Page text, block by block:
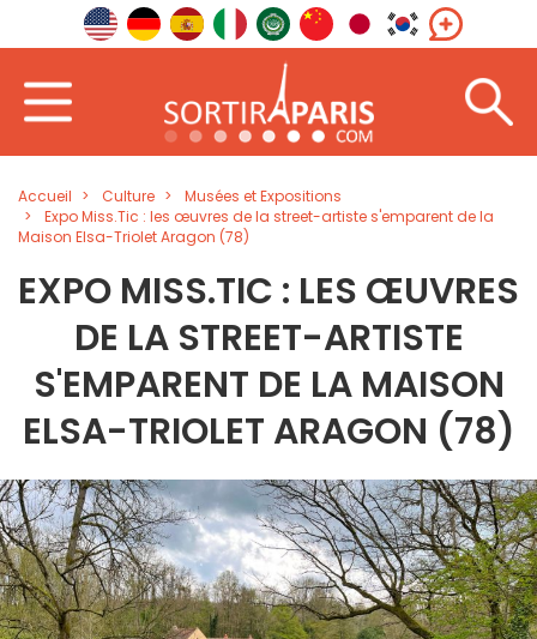
Accueil Culture
Musées et Expositions
Expo Miss.Tic : les œuvres de la street-artiste s'emparent de la
Maison Elsa-Triolet Aragon (78)
EXPO MISS.TIC : LES ŒUVRES
DE LA STREET-ARTISTE
S'EMPARENT DE LA MAISON
ELSA-TRIOLET ARAGON (78)